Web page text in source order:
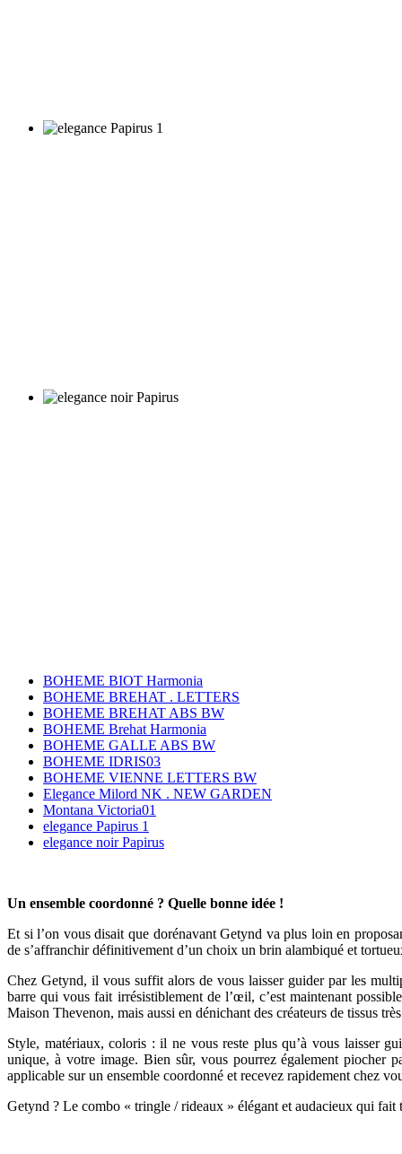
BOHEME BIOT Harmonia
BOHEME BREHAT . LETTERS
BOHEME BREHAT ABS BW
BOHEME Brehat Harmonia
BOHEME GALLE ABS BW
BOHEME IDRIS03
BOHEME VIENNE LETTERS BW
Elegance Milord NK . NEW GARDEN
Montana Victoria01
elegance Papirus 1
elegance noir Papirus
Un ensemble coordonné ? Quelle bonne idée !
Et si l’on vous disait que dorénavant Getynd va plus loin en
de s’affranchir définitivement d’un choix un brin alambiqué et
Chez Getynd, il vous suffit alors de vous laisser guider par les
barre qui vous fait irrésistiblement de l’œil, c’est maintenant
Maison Thevenon, mais aussi en dénichant des créateurs de tissus
Style, matériaux, coloris : il ne vous reste plus qu’à vous laisser
unique, à votre image. Bien sûr, vous pourrez également piocher
applicable sur un ensemble coordonné et recevez rapidement chez
Getynd ? Le combo « tringle / rideaux » élégant et audacieux qui